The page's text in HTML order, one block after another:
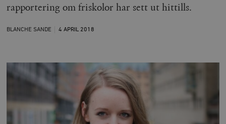
rapportering om friskolor har sett ut hittills.
BLANCHE SANDE 4 APRIL 2018